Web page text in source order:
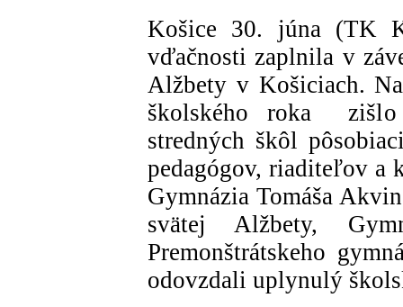
Košice 30. júna (TK
vďačnosti zaplnila v
Alžbety v Košiciach.
školského roka zišlo
stredných škôl
pedagógov, riaditeľov a
Gymnázia Tomáša
svätej Alžbety,
Premonštrátskeho
odovzdali uplynulý